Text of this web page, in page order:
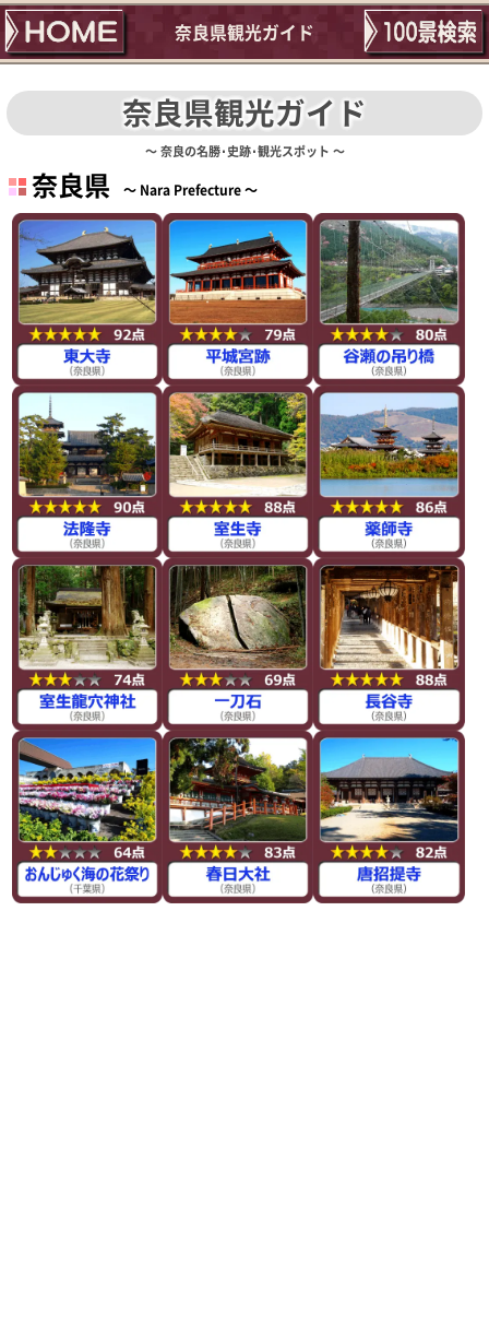
奈良県観光ガイド
奈良県観光ガイド
奈良の名勝･史跡･観光スポット
奈良県 Nara Prefecture